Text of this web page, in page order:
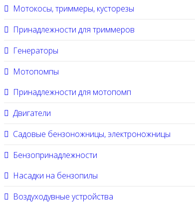
Мотокосы, триммеры, кусторезы
Принадлежности для триммеров
Генераторы
Мотопомпы
Принадлежности для мотопомп
Двигатели
Садовые бензоножницы, электроножницы
Бензопринадлежности
Насадки на бензопилы
Воздуходувные устройства